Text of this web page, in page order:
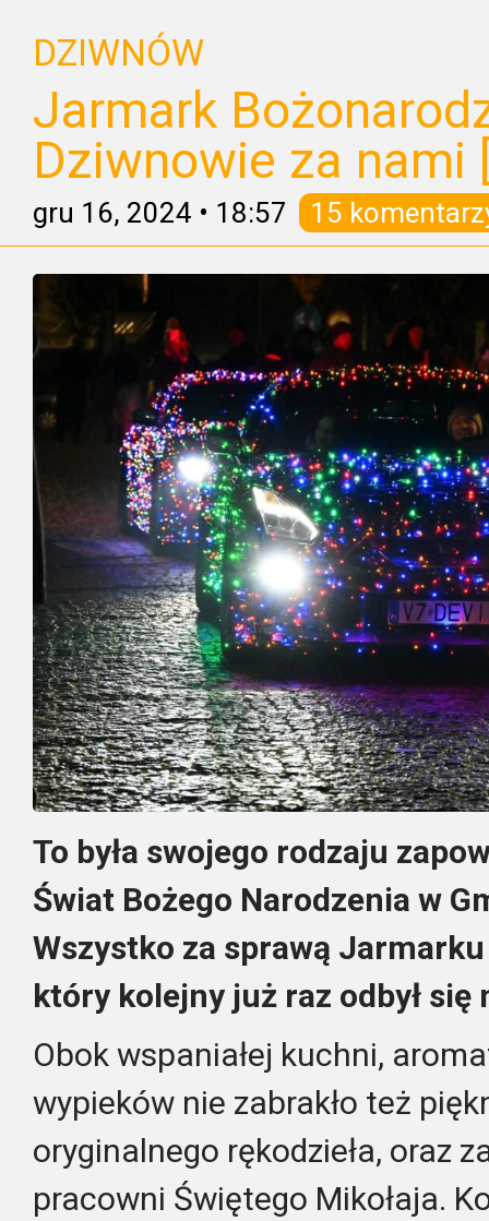
DZIWNÓW
Jarmark
Dziwnowie za nami
gru 16, 2024 • 18:57 15
To była swojego rodzaju
Świat Bożego Narodzenia w
Wszystko za sprawą
który kolejny już raz odbył się
Obok wspaniałej kuchni,
wypieków nie zabrakło też
oryginalnego rękodzieła, oraz
pracowni Świętego Mikołaja.